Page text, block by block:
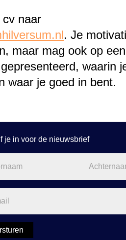
naar
. Je
maar mag ook op
waarin
waar je goed in bent.
je in voor de nieuwsbrief